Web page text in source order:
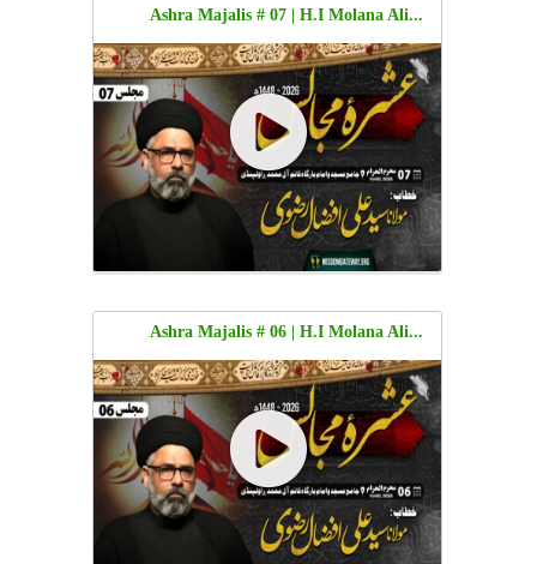
...Ashra Majalis # 07 | H.I Molana Ali
Afzaal Rizvi | Jama Masjid o Imambargah
Qaim e Aly Muhammad, Rawalpindi | 7
Moharram 1448 | 23 June 2026 | Urdu
...Ashra Majalis # 06 | H.I Molana Ali
Afzaal Rizvi | Jama Masjid o Imambargah
Qaim e Aly Muhammad, Rawalpindi | 6
Moharram 1448 | 22 June 2026 | Urdu